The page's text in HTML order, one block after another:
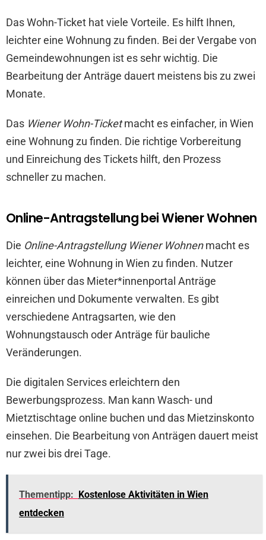
Das Wohn-Ticket hat viele Vorteile. Es hilft Ihnen,
leichter eine Wohnung zu finden. Bei der Vergabe von
Gemeindewohnungen ist es sehr wichtig. Die
Bearbeitung der Anträge dauert meistens bis zu zwei
Monate.
Das Wiener Wohn-Ticketmacht es einfacher, in Wien
eine Wohnung zu finden. Die richtige Vorbereitung
und Einreichung des Tickets hilft, den Prozess
schneller zu machen.
Online-Antragstellung bei Wiener Wohnen
Die Online-Antragstellung Wiener Wohnenmacht es
leichter, eine Wohnung in Wien zu finden. Nutzer
können über das Mieter*innenportal Anträge
einreichen und Dokumente verwalten. Es gibt
verschiedene Antragsarten, wie den
Wohnungstausch oder Anträge für bauliche
Veränderungen.
Die digitalen Services erleichtern den
Bewerbungsprozess. Man kann Wasch- und
Mietztischtage online buchen und das Mietzinskonto
einsehen. Die Bearbeitung von Anträgen dauert meist
nur zwei bis drei Tage.
Thementipp:
Kostenlose Aktivitäten in Wien
entdecken